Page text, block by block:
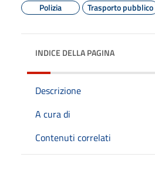
Polizia
Trasporto pubblico
INDICE DELLA PAGINA
Descrizione
A cura di
Contenuti correlati